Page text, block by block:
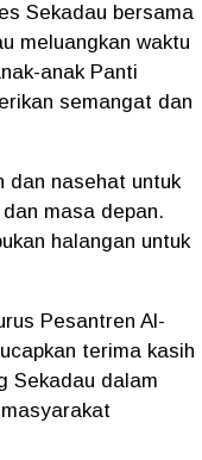
Sekadau bersama
meluangkan waktu
anak Panti
semangat dan
dan nasehat untuk
masa depan.
halangan untuk
Pesantren Al-
terima kasih
Sekadau dalam